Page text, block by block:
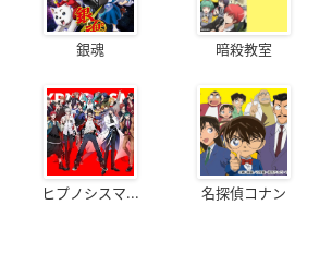
銀魂 暗殺教室
ヒプノシスマ... 名探偵コナン